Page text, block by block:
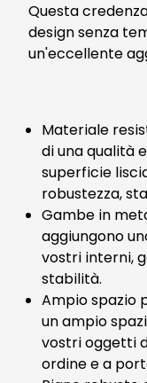
Questa
design senza
un'eccellente
Materiale
di una qualità
superficie
robustezza,
Gambe in
aggiungono
vostri interni,
stabilità.
Ampio spazio
un ampio
vostri oggetti
ordine e a